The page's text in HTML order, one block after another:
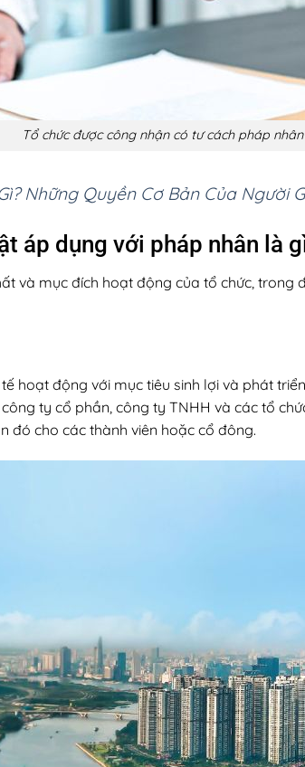
Tổ chức được công nhận có tư cách pháp
Những Quyền Cơ Bản Của Người
áp dụng với pháp nhân là
và mục đích hoạt động của tổ chức,
hoạt động với mục tiêu sinh lợi và phát
ty cổ phần, công ty TNHH và các tổ
đó cho các thành viên hoặc cổ đông.